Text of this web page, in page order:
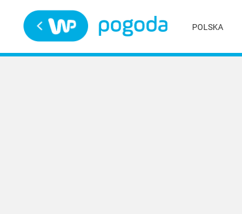
POLSKA